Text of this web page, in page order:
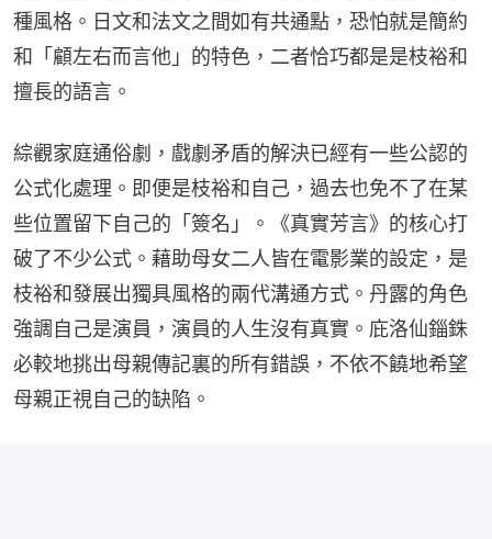
種風格。日文和法文之間如有共通點，恐怕就是簡約
和「顧左右而言他」的特色，二者恰巧都是是枝裕和
擅長的語言。
綜觀家庭通俗劇，戲劇矛盾的解決已經有一些公認的
公式化處理。即便是枝裕和自己，過去也免不了在某
些位置留下自己的「簽名」。《真實芳言》的核心打
破了不少公式。藉助母女二人皆在電影業的設定，是
枝裕和發展出獨具風格的兩代溝通方式。丹露的角色
強調自己是演員，演員的人生沒有真實。庇洛仙錙銖
必較地挑出母親傳記裏的所有錯誤，不依不饒地希望
母親正視自己的缺陷。